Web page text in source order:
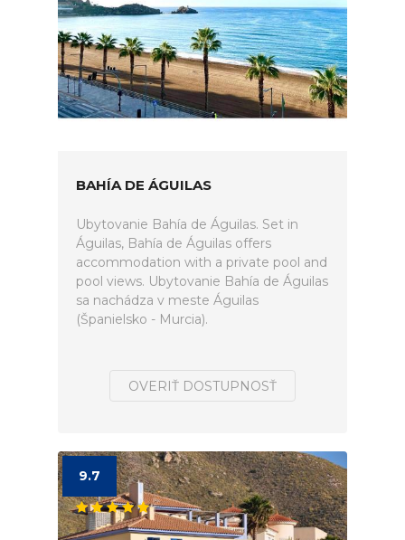
BAHÍA DE ÁGUILAS
Ubytovanie Bahía de Águilas. Set in
Águilas, Bahía de Águilas offers
accommodation with a private pool and
pool views. Ubytovanie Bahía de Águilas
sa nachádza v meste Águilas
(Španielsko - Murcia).
OVERIŤ DOSTUPNOSŤ
9.7